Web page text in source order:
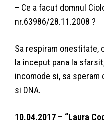
– Ce a facut domnul
nr.63986/28.11.2008 ?
Sa respiram onestitate,
la inceput pana la
incomode si, sa speram
si DNA.
10.04.2017 – “Laura